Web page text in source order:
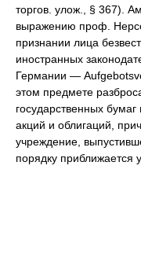
торгов. улож., § 367).
выражению проф.
признании лица
иностранных
Германии —
этом предмете
государственных
акций и облигаций,
учреждение,
порядку приближается